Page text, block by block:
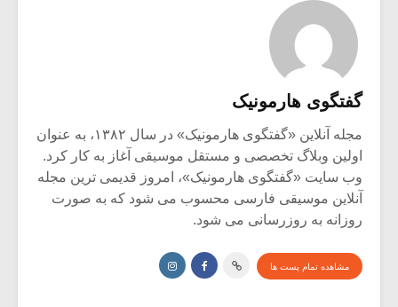
گفتگوی هارمونیک
مجله آنلاین «گفتگوی هارمونیک» در سال ۱۳۸۲، به عنوان
اولین وبلاگ تخصصی و مستقل موسیقی آغاز به کار کرد.
وب سایت «گفتگوی هارمونیک»، امروز قدیمی ترین مجله
آنلاین موسیقی فارسی محسوب می شود که به صورت
روزانه به روزرسانی می شود.
مشاهده تمام پست ها